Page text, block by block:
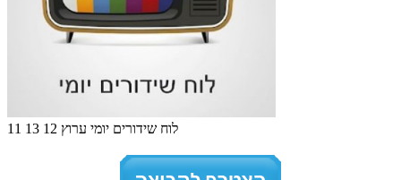
לוח שידורים יומי ערוץ 12 13 11